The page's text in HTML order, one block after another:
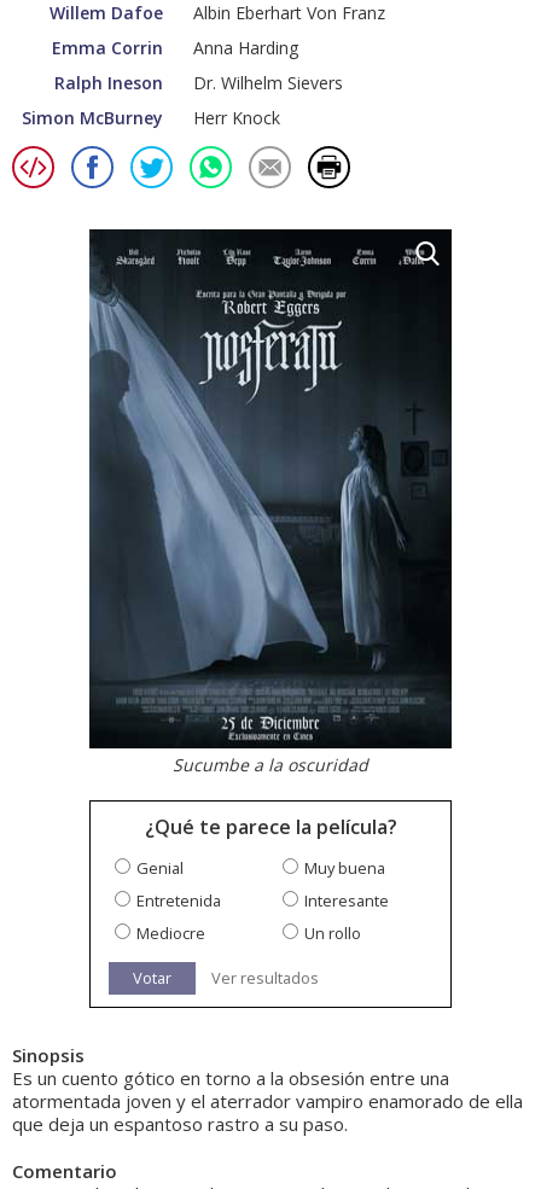
Willem Dafoe
Albin Eberhart Von Franz
Emma Corrin
Anna Harding
Ralph Ineson
Dr. Wilhelm Sievers
Simon McBurney
Herr Knock
Sucumbe a la oscuridad
¿Qué te parece la película?
Genial
Muy buena
Entretenida
Interesante
Mediocre
Un rollo
Votar Ver resultados
Sinopsis
Es un cuento gótico en torno a la obsesión entre una
atormentada joven y el aterrador vampiro enamorado de ella
que deja un espantoso rastro a su paso.
Comentario